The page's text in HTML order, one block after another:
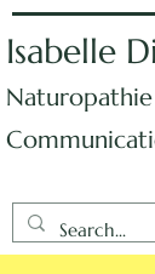
Isabelle